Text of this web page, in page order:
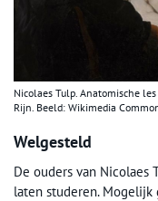
Nicolaes Tulp. Anatomische
Rijn. Beeld: Wikimedia
Welgesteld
De ouders van Nicolaes
laten studeren.